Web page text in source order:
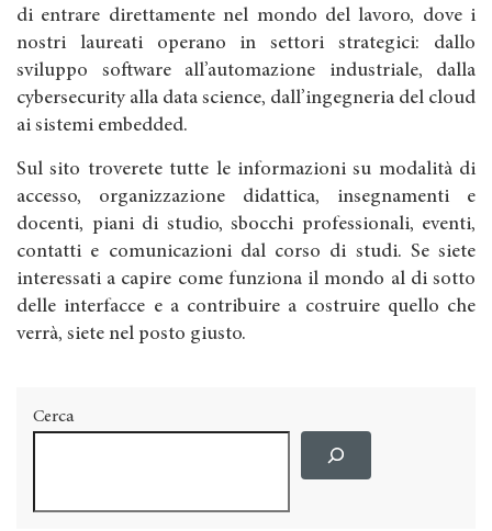
di entrare direttamente nel mondo del lavoro, dove i
nostri laureati operano in settori strategici: dallo
sviluppo software all’automazione industriale, dalla
cybersecurity alla data science, dall’ingegneria del cloud
ai sistemi embedded.
Sul sito troverete tutte le informazioni su modalità di
accesso, organizzazione didattica, insegnamenti e
docenti, piani di studio, sbocchi professionali, eventi,
contatti e comunicazioni dal corso di studi. Se siete
interessati a capire come funziona il mondo al di sotto
delle interfacce e a contribuire a costruire quello che
verrà, siete nel posto giusto.
Cerca